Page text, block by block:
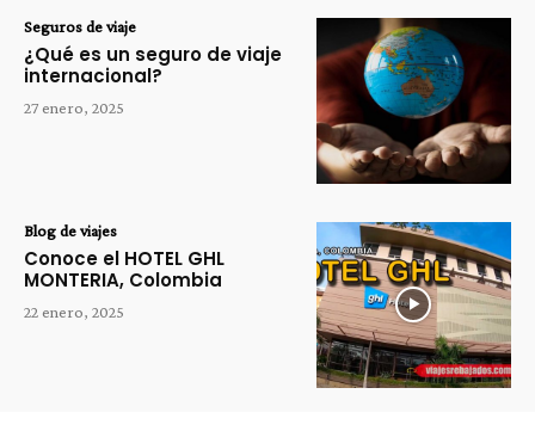
Seguros de viaje
¿Qué es un seguro de viaje
internacional?
27 enero, 2025
Blog de viajes
Conoce el HOTEL GHL
MONTERIA, Colombia
22 enero, 2025